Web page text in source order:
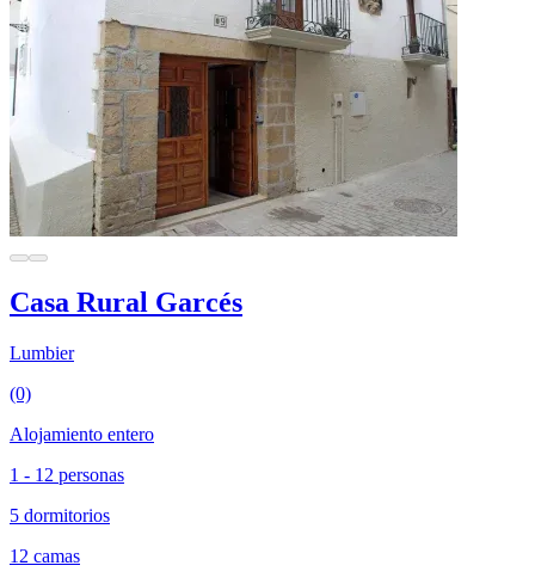
Casa Rural Garcés
Lumbier
(0)
Alojamiento entero
1 - 12 personas
5 dormitorios
12 camas